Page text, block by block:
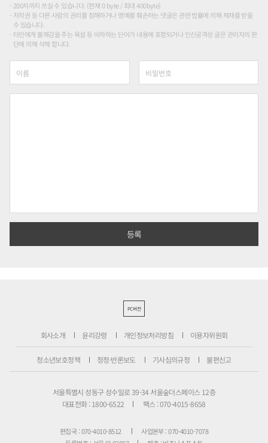
200자까지 쓰실 수 있습니다. (현재 0 byte / 최대 400byte)
저작권 등 다른 사람의 권리를 침해하거나 명예를 훼손하는 댓글은 관련 법률에 의해 제재를 받을
수 있습니다.
타인에게 불쾌감을 주는 욕설 등 비하하는 단어가 내용에 포함되거나 인신공격성 글은 관리자의 판
단에 의해 삭제 합니다.
PC버전
회사소개 윤리강령 개인정보처리방침 이용자위원회
청소년보호정책 정정·반론보도 기사심의규정 불편신고
서울특별시 성동구 성수일로 39-34 서울숲더스페이스 12층
대표전화 : 1800-6522
팩스 : 070-4015-8658
편집국 : 070-4010-8512
사업본부 : 070-4010-7078